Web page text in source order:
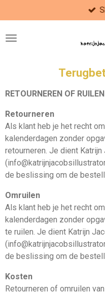
direct
naar
RETOURNEREN OF RUILEN
Retourneren
Als klant heb je het recht
kalenderdagen zonder
retourneren. Je dient Katrijn
de beslissing om de
Omruilen
Als klant heb je het recht
kalenderdagen zonder
te ruilen. Je dient Katrijn
de beslissing om de
Kosten
Retourneren of omruilen